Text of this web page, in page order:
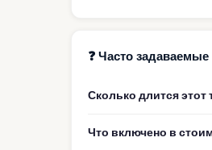
❓ Часто
Сколько длится этот
Что включено в